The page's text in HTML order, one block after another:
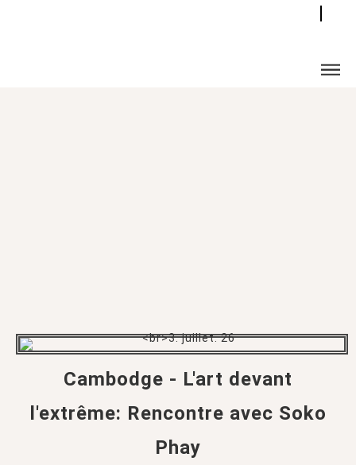
Cambodge - L'art devant
l'extrême: Rencontre avec Soko
Phay